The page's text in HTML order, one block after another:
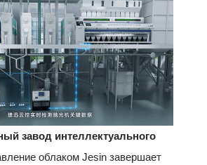
завод интеллектуального
облаком Jesin завершает